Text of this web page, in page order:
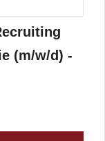
(m/w/d) -